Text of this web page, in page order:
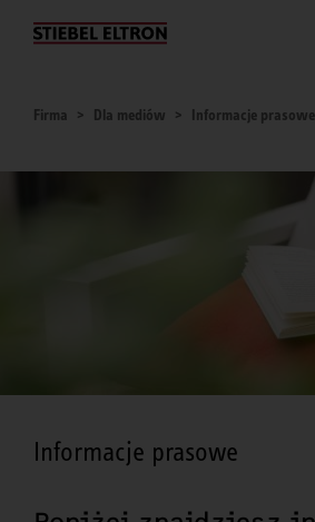
O nas
Firma Dla mediów Informacje prasowe
Informacje prasowe